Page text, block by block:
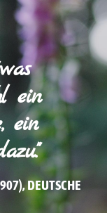
ein
ein
DEUTSCHE